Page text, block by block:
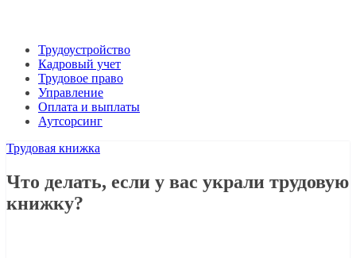
Трудоустройство
Кадровый учет
Трудовое право
Управление
Оплата и выплаты
Аутсорсинг
Трудовая книжка
Что делать, если у вас украли трудовую
книжку?